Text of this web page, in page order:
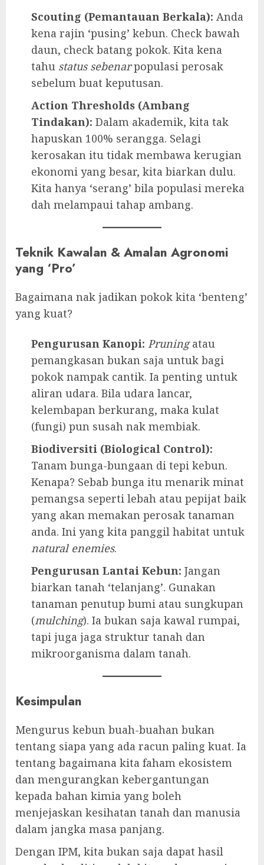
Scouting (Pemantauan Berkala): Anda
kena rajin ‘pusing’ kebun. Check bawah
daun, check batang pokok. Kita kena
tahu status sebenarpopulasi perosak
sebelum buat keputusan.
Action Thresholds (Ambang
Tindakan): Dalam akademik, kita tak
hapuskan 100% serangga. Selagi
kerosakan itu tidak membawa kerugian
ekonomi yang besar, kita biarkan dulu.
Kita hanya ‘serang’ bila populasi mereka
dah melampaui tahap ambang.
Teknik Kawalan & Amalan Agronomi
yang ‘Pro’
Bagaimana nak jadikan pokok kita ‘benteng’
yang kuat?
Pengurusan Kanopi: Pruningatau
pemangkasan bukan saja untuk bagi
pokok nampak cantik. Ia penting untuk
aliran udara. Bila udara lancar,
kelembapan berkurang, maka kulat
(fungi) pun susah nak membiak.
Biodiversiti (Biological Control):
Tanam bunga-bungaan di tepi kebun.
Kenapa? Sebab bunga itu menarik minat
pemangsa seperti lebah atau pepijat baik
yang akan memakan perosak tanaman
anda. Ini yang kita panggil habitat untuk
natural enemies.
Pengurusan Lantai Kebun: Jangan
biarkan tanah ‘telanjang’. Gunakan
tanaman penutup bumi atau sungkupan
(mulching). Ia bukan saja kawal rumpai,
tapi juga jaga struktur tanah dan
mikroorganisma dalam tanah.
Kesimpulan
Mengurus kebun buah-buahan bukan
tentang siapa yang ada racun paling kuat. Ia
tentang bagaimana kita faham ekosistem
dan mengurangkan kebergantungan
kepada bahan kimia yang boleh
menjejaskan kesihatan tanah dan manusia
dalam jangka masa panjang.
Dengan IPM, kita bukan saja dapat hasil